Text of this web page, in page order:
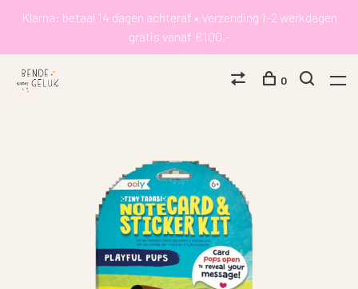
Klarna: betaal 14 dagen achteraf • Verzending 1-2 werkdagen
gratis vanaf €100,-
0